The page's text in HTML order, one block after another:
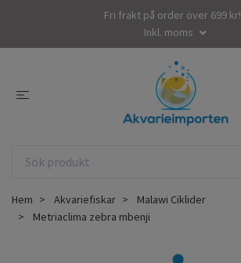
Fri frakt på order över 699 kr!
Inkl. moms
Hem Akvariefiskar
Malawi Ciklider
Metriaclima zebra mbenji